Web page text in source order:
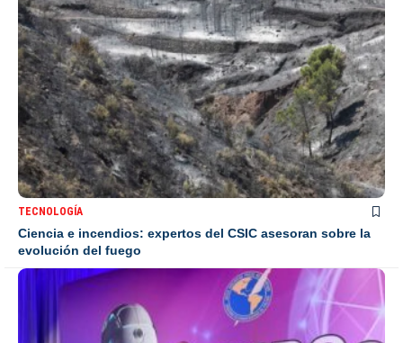
TECNOLOGÍA
Ciencia e incendios: expertos del CSIC asesoran sobre la
evolución del fuego